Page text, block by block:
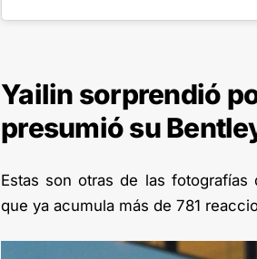
Yailin sorprendió
presumió su
Estas son otras de las
que ya acumula más de 781